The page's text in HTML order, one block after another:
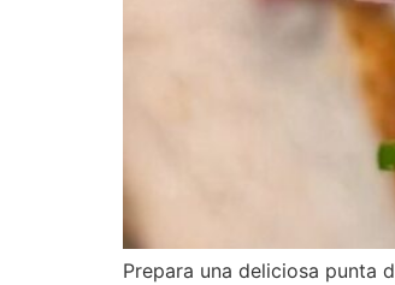
Prepara una deliciosa punta